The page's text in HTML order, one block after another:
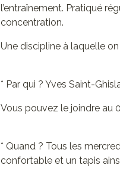
l’entraînement. Pratiqué
concentration.
Une discipline à laquelle
* Par qui ? Yves Saint-
Vous pouvez le joindre au
* Quand ? Tous les
confortable et un tapis